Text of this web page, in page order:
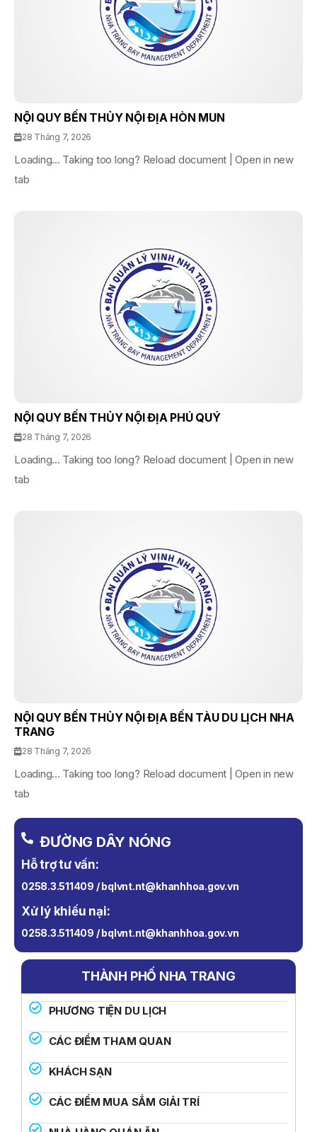
NỘI QUY BẾN THỦY NỘI ĐỊA HÒN MUN
28 Tháng 7, 2026
Loading... Taking too long? Reload document | Open in new
tab
NỘI QUY BẾN THỦY NỘI ĐỊA PHÚ QUÝ
28 Tháng 7, 2026
Loading... Taking too long? Reload document | Open in new
tab
NỘI QUY BẾN THỦY NỘI ĐỊA BẾN TÀU DU LỊCH NHA
TRANG
28 Tháng 7, 2026
Loading... Taking too long? Reload document | Open in new
tab
ĐƯỜNG DÂY NÓNG
Hỗ trợ tư vấn:
0258.3.511409 / bqlvnt.nt@khanhhoa.gov.vn
Xử lý khiếu nại:
0258.3.511409 / bqlvnt.nt@khanhhoa.gov.vn
THÀNH PHỐ NHA TRANG
PHƯƠNG TIỆN DU LỊCH
CÁC ĐIỂM THAM QUAN
KHÁCH SẠN
CÁC ĐIỂM MUA SẮM GIẢI TRÍ